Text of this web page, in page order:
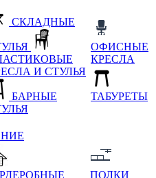
СКЛАДНЫЕ
И СТУЛЬЯ
БАРНЫЕ
ОФИСНЫЕ
КРЕСЛА
ТАБУРЕТЫ
ПОЛКИ